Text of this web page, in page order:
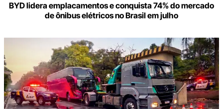
BYD lidera emplacamentos e conquista 74% do mercado
de ônibus elétricos no Brasil em julho